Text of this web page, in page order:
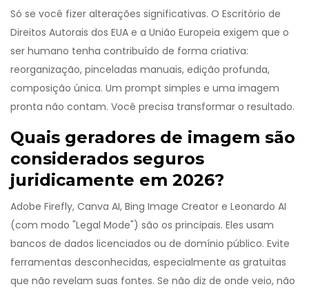
Só se você fizer alterações significativas. O Escritório de
Direitos Autorais dos EUA e a União Europeia exigem que o
ser humano tenha contribuído de forma criativa:
reorganização, pinceladas manuais, edição profunda,
composição única. Um prompt simples e uma imagem
pronta não contam. Você precisa transformar o resultado.
Quais geradores de imagem são
considerados seguros
juridicamente em 2026?
Adobe Firefly, Canva AI, Bing Image Creator e Leonardo AI
(com modo "Legal Mode") são os principais. Eles usam
bancos de dados licenciados ou de domínio público. Evite
ferramentas desconhecidas, especialmente as gratuitas
que não revelam suas fontes. Se não diz de onde veio, não